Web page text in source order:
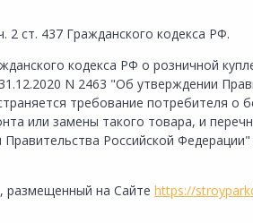
ст. 437 Гражданского кодекса РФ.
кодекса РФ о розничной
N 2463 "Об утверждении
требование потребителя о
или замены такого товара, и
Российской
размещенный на Сайте https://